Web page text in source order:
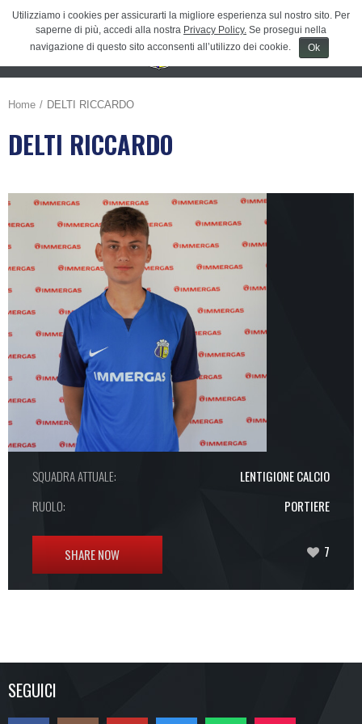
Menu
Home DELTI RICCARDO
DELTI RICCARDO
SQUADRA ATTUALE:
LENTIGIONE CALCIO
RUOLO:
PORTIERE
SHARE NOW 7
SEGUICI
Utilizziamo i cookies per assicurarti la migliore esperienza sul nostro sito. Per
saperne di più, accedi alla nostra Privacy Policy. Se prosegui nella
navigazione di questo sito acconsenti all’utilizzo dei cookie.
Ok